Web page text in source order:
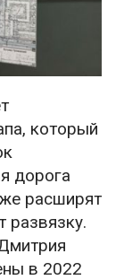
который
дорога
расширят
развязку.
в 2022